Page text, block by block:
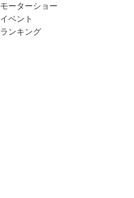
モーターショー
イベント
ランキング